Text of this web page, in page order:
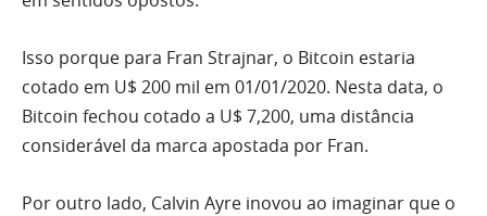
Isso porque para Fran Strajnar, o Bitcoin estaria
cotado em U$ 200 mil em 01/01/2020. Nesta data, o
Bitcoin fechou cotado a U$ 7,200, uma distância
considerável da marca apostada por Fran.
Por outro lado, Calvin Ayre inovou ao imaginar que o